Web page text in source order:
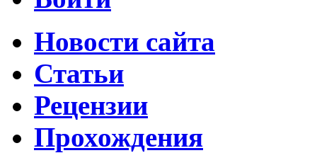
Новости сайта
Статьи
Рецензии
Прохождения